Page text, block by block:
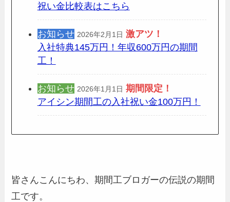
祝い金比較表はこちら
お知らせ 2026年2月1日 激アツ！
入社特典145万円！年収600万円の期間
工！
お知らせ 2026年1月1日 期間限定 ！
アイシン期間工の入社祝い金100万円！
皆さんこんにちわ、期間工ブロガーの伝説の期間
工です。